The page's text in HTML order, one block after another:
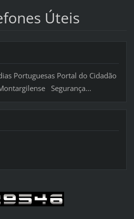
Úteis
Portuguesas Portal do Cidadão
Segurança...